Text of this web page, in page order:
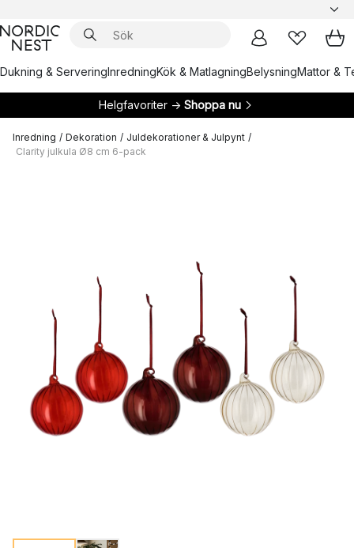
Dukning & ServeringInredningKök & MatlagningBelysningMattor &
Helgfavoriter → Shoppa nu
Inredning / Dekoration / Juldekorationer & Julpynt /
Clarity julkula Ø8 cm 6-pack